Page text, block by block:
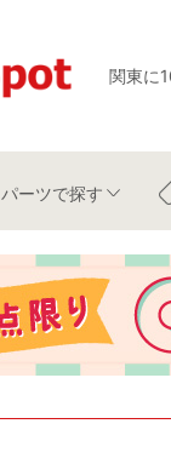
関東に
パーツで探す